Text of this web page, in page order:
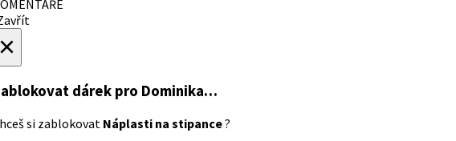
dárek pro Dominika…
si zablokovat Náplasti na stipance?